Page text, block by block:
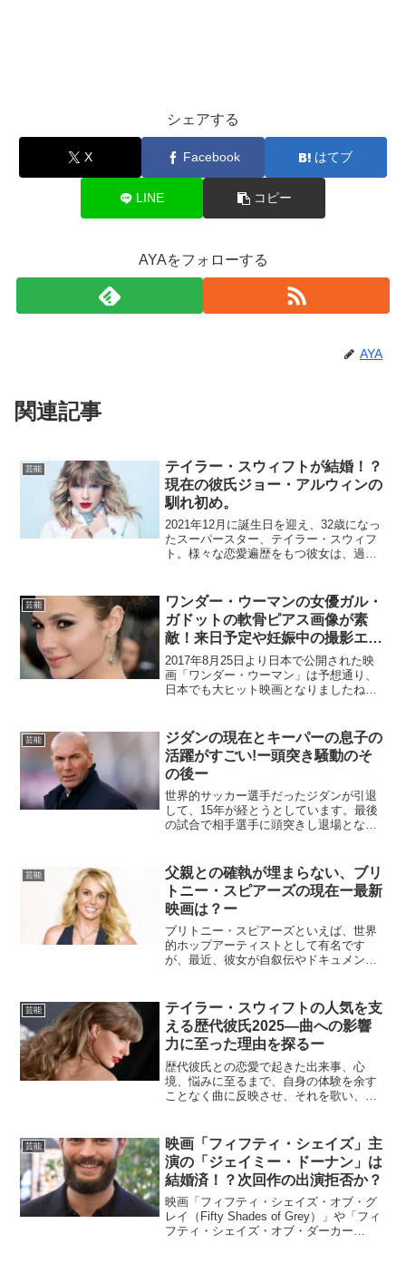
シェアする
X Facebook はてブ
LINE コピー
AYAをフォローする
AYA
関連記事
芸能
テイラー・スウィフトが結婚！？
現在の彼氏ジョー・アルウィンの
馴れ初め。
2021年12月に誕生日を迎え、32歳になっ
たスーパースター、テイラー・スウィフ
ト。様々な恋愛遍歴をもつ彼女は、過去
の現在の彼氏ジョー・アルウィンとの交
際も、５年を迎え...
芸能
ワンダー・ウーマンの女優ガル・
ガドットの軟骨ピアス画像が素
敵！来日予定や妊娠中の撮影エピ
ソードとは？
2017年8月25日より日本で公開された映
画「ワンダー・ウーマン」は予想通り、
日本でも大ヒット映画となりましたね。
ード」などにも出演し、現在注目の女優
の一人です...
芸能
ジダンの現在とキーパーの息子の
活躍がすごい!ー頭突き騒動のそ
の後ー
世界的サッカー選手だったジダンが引退
して、15年が経とうとしています。最後
の試合で相手選手に頭突きし退場となっ
至ったのでしょう？現在は息子たちがジ
ダンのDNAを受け継ぎ...
芸能
父親との確執が埋まらない、ブリ
トニー・スピアーズの現在ー最新
映画は？ー
ブリトニー・スピアーズといえば、世界
的ホップアーティストとして有名です
が、最近、彼女が自叙伝やドキュメンタ
して、火山のように爆発しているような
状態です。輝かしいアーティ...
芸能
テイラー・スウィフトの人気を支
える歴代彼氏2025―曲への影響
力に至った理由を探るー
歴代彼氏との恋愛で起きた出来事、心
境、悩みに至るまで、自身の体験を余す
ことなく曲に反映させ、それを歌い、金
フト。その影響力は世界経済を動かすほ
どになっています。今回は2...
芸能
映画「フィフティ・シェイズ」主
演の「ジェイミー・ドーナン」は
結婚済！？次回作の出演拒否か？
映画「フィフティ・シェイズ・オブ・グ
レイ（Fifty Shades of Grey）」や「フィ
フティ・シェイズ・オブ・ダーカー